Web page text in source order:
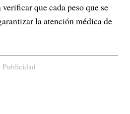
que cada peso que se
la atención médica de
Publicidad